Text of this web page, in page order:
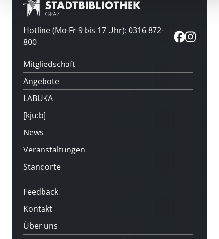
Hotline (Mo-Fr 9 bis 17 Uhr): 0316 872-
800
Mitgliedschaft
Angebote
LABUKA
[kju:b]
News
Veranstaltungen
Standorte
Feedback
Kontakt
Über uns